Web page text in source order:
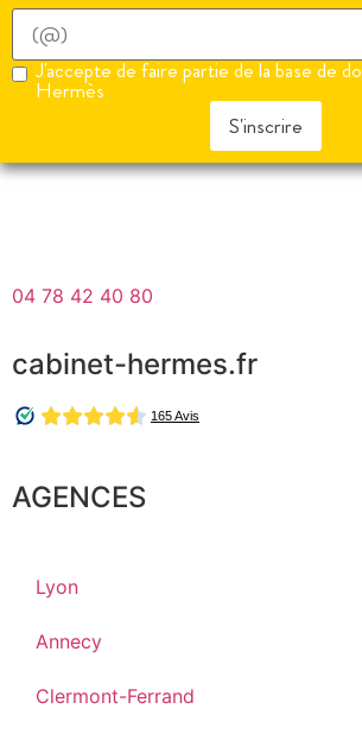
J'accepte de faire partie de la base de
Hermès
S'inscrire
04 78 42 40 80
cabinet-hermes.fr
AGENCES
Lyon
Annecy
Clermont-Ferrand